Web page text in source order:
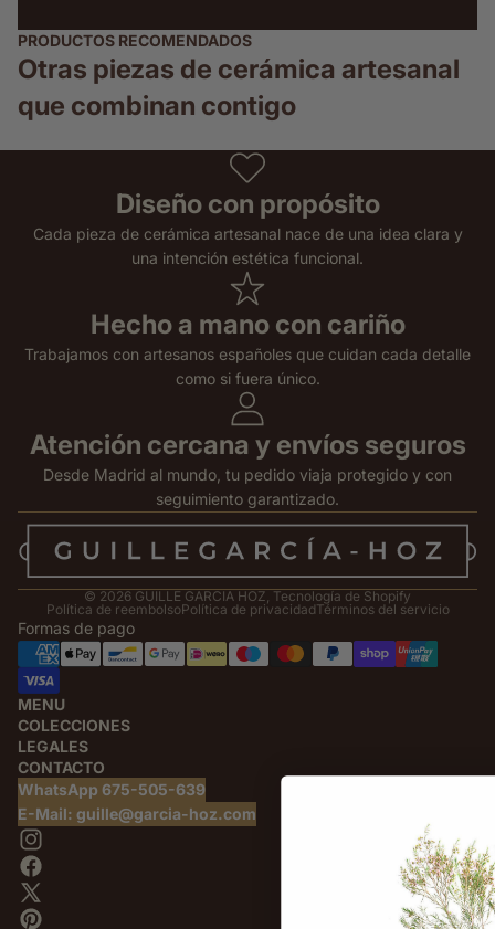
PRODUCTOS RECOMENDADOS
Otras piezas de cerámica artesanal
que combinan contigo
Diseño con propósito
Cada pieza de cerámica artesanal nace de una idea clara y
una intención estética funcional.
Hecho a mano con cariño
Trabajamos con artesanos españoles que cuidan cada detalle
como si fuera único.
Atención cercana y envíos seguros
Desde Madrid al mundo, tu pedido viaja protegido y con
seguimiento garantizado.
© 2026GUILLE GARCIA HOZ,Tecnología de Shopify
Política de reembolsoPolítica de privacidadTérminos del servicio
Formas de pago
MENU
COLECCIONES
LEGALES
CONTACTO
WhatsApp 675-505-639
E-Mail: guille@garcia-hoz.com